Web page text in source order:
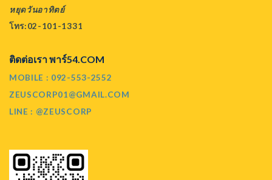
หยุดวันอาทิตย์
โทร:02-101-1331
ติดต่อเรา พาร์54.COM
MOBILE : 092-553-2552
ZEUSCORP01@GMAIL.COM
LINE : @ZEUSCORP